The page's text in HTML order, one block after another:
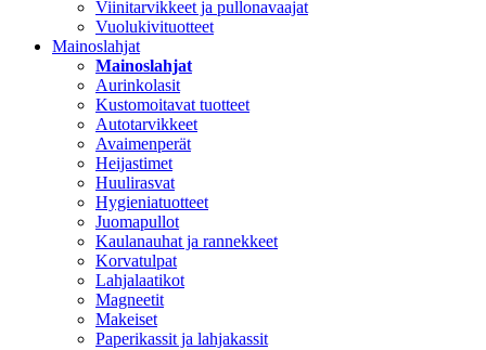
Viinitarvikkeet ja pullonavaajat
Vuolukivituotteet
Mainoslahjat
Mainoslahjat
Aurinkolasit
Kustomoitavat tuotteet
Autotarvikkeet
Avaimenperät
Heijastimet
Huulirasvat
Hygieniatuotteet
Juomapullot
Kaulanauhat ja rannekkeet
Korvatulpat
Lahjalaatikot
Magneetit
Makeiset
Paperikassit ja lahjakassit